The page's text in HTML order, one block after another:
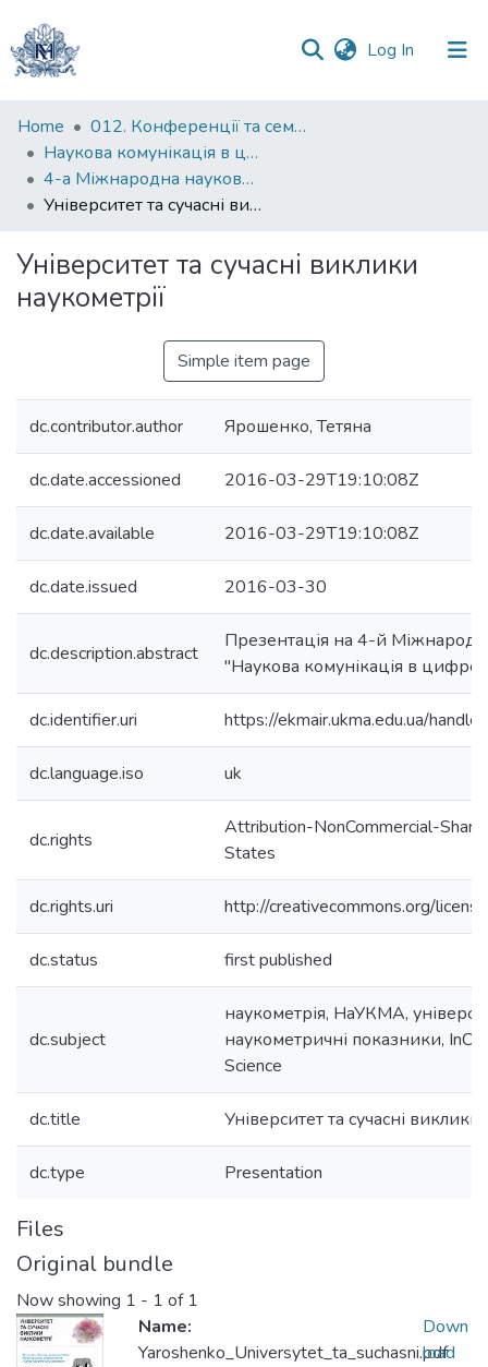
Log In (current)
Communities
&
Collections
All of DSpace
Statistics
Home
012. Конференції та семінари НаУКМА
Наукова комунікація в цифрову епоху
4-а Міжнародна науково-практична конференція “Наукова комунікація в цифрову епоху”
Університет та сучасні виклики наукометрії
Університет та сучасні виклики
наукометрії
Simple item page
dc.contributor.author Ярошенко, Тетяна
dc.date.accessioned 2016-03-29T19:10:08Z
dc.date.available 2016-03-29T19:10:08Z
dc.date.issued 2016-03-30
dc.description.abstract
Презентація на 4-й
"Наукова комунікація в
dc.identifier.uri https://ekmair.ukma.edu.ua/
dc.language.iso uk
dc.rights
Attribution-NonCommercial-
States
dc.rights.uri http://creativecommons.org/
dc.status first published
dc.subject
наукометрія, НаУКМА,
наукометричні показники,
Science
dc.title Університет та сучасні виклики
dc.type Presentation
Files
Original bundle
Now showing 1 - 1 of 1
Name:
Yaroshenko_Universytet_ta_suchasni.pdf
Down
load